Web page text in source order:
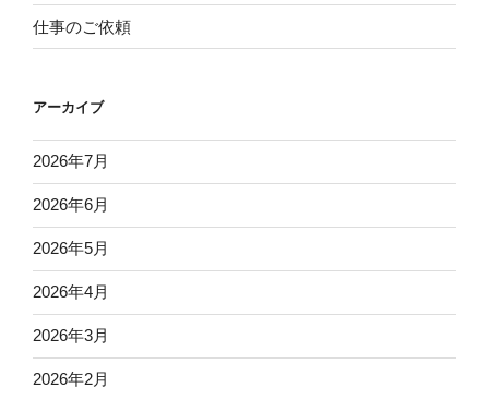
仕事のご依頼
アーカイブ
2026年7月
2026年6月
2026年5月
2026年4月
2026年3月
2026年2月